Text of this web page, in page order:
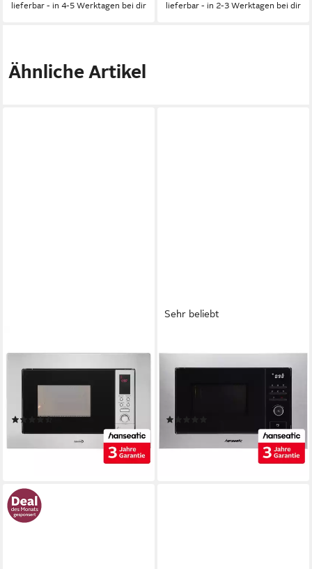
lieferbar - in 4-5 Werktagen bei dir lieferbar - in 2-3 Werktagen bei dir
Ähnliche Artikel
Einbau-Mikrowelle
AB820BVX-S0EE, Mikrowelle,
inkl. 3 Jahre
Herstellergarantie
(251)
119,99 € UVP199,99 €
-40%
lieferbar - in 1-2 Werktagen bei dir
Sehr beliebt
Einbau-Mikrowelle
AG820B3AT-P0CE40, Grill,
Mikrowelle, 20 l, inkl. 3 Jahre
111,00 € UVP199,99 €
-44%
lieferbar - in 1-2 Werktagen bei dir